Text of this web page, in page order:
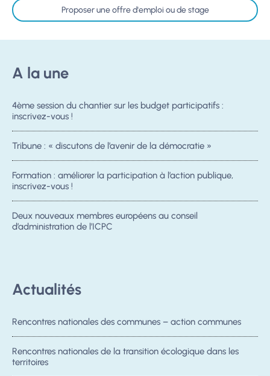
Proposer une offre d'emploi ou de stage
A la une
4ème session du chantier sur les budget participatifs :
inscrivez-vous !
Tribune : « discutons de l’avenir de la démocratie »
Formation : améliorer la participation à l’action publique,
inscrivez-vous !
Deux nouveaux membres européens au conseil
d’administration de l’ICPC
Actualités
Rencontres nationales des communes – action communes
Rencontres nationales de la transition écologique dans les
territoires